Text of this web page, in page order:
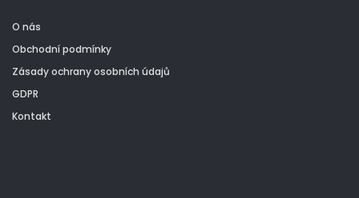
O nás
Obchodní podmínky
Zásady ochrany osobních údajů
GDPR
Kontakt